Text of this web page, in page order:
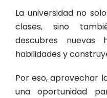
La universidad no
clases, sino
descubres nuevas
habilidades y
Por eso, aprovechar
una oportunidad